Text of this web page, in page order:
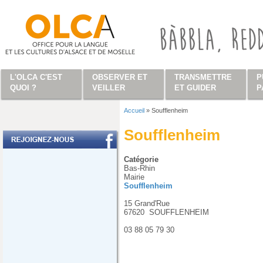
Accueil » Soufflenheim
Soufflenheim
Catégorie
Bas-Rhin
Mairie
Soufflenheim
15 Grand'Rue
67620 SOUFFLENHEIM
03 88 05 79 30
L'OLCA C'EST
QUOI ?
OBSERVER ET
VEILLER
TRANSMETTRE
ET GUIDER